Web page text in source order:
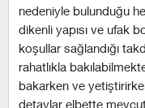
nedeniyle bulunduğu
dikenli yapısı ve ufak
koşullar sağlandığı
rahatlıkla
bakarken ve
detaylar elbette